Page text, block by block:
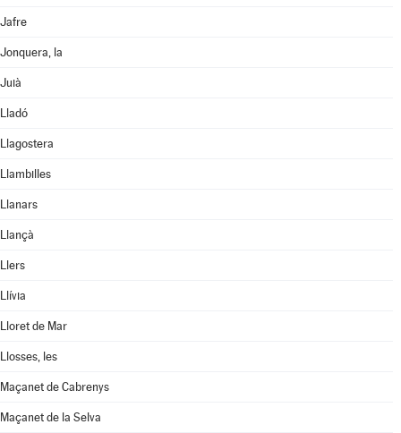
Jafre
Jonquera, la
Juià
Lladó
Llagostera
Llambilles
Llanars
Llançà
Llers
Llívia
Lloret de Mar
Llosses, les
Maçanet de Cabrenys
Maçanet de la Selva